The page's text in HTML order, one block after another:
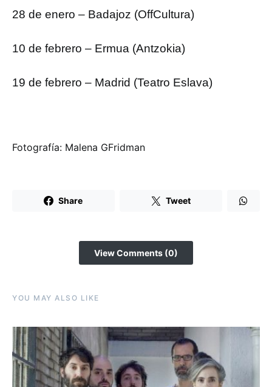
28 de enero – Badajoz (OffCultura)
10 de febrero – Ermua (Antzokia)
19 de febrero – Madrid (Teatro Eslava)
Fotografía: Malena GFridman
Share Tweet
View Comments (0)
YOU MAY ALSO LIKE